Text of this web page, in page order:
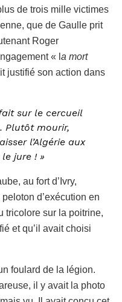
de trois mille victimes
que de Gaulle prit
Roger
« l a mort
justifié son action dans
sur le cercueil
Plutôt mourir,
l’Algérie aux
jure ! »
au fort d’Ivry,
d’exécution en
tricolore sur la poitrine,
et qu’il avait choisi
foulard de la légion.
il y avait la photo